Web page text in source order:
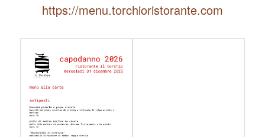
https://menu.torchioristorante.com